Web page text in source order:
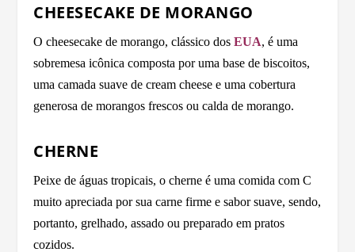
CHEESECAKE DE MORANGO
O cheesecake de morango, clássico dosEUA, é uma
sobremesa icônica composta por uma base de biscoitos,
uma camada suave de cream cheese e uma cobertura
generosa de morangos frescos ou calda de morango.
CHERNE
Peixe de águas tropicais, o cherne é uma comida com C
muito apreciada por sua carne firme e sabor suave, sendo,
portanto, grelhado, assado ou preparado em pratos
cozidos.